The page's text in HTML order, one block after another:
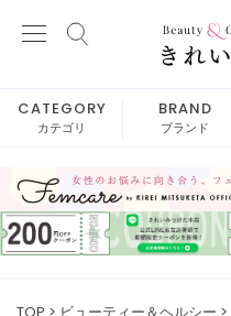
CATEGORY
カテゴリ
BRAND
ブランド